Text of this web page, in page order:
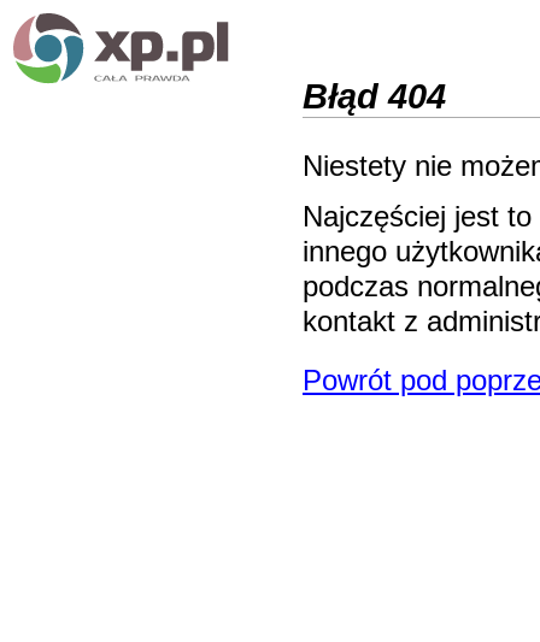
Błąd 404
Niestety nie
Najczęściej jest
innego
podczas
kontakt z
Powrót pod